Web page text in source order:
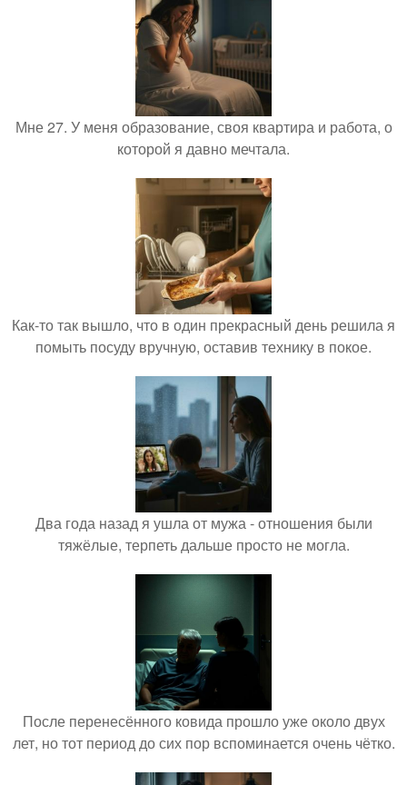
Мне 27. У меня образование, своя квартира и работа, о
которой я давно мечтала.
Как-то так вышло, что в один прекрасный день решила я
помыть посуду вручную, оставив технику в покое.
Два года назад я ушла от мужа - отношения были
тяжёлые, терпеть дальше просто не могла.
После перенесённого ковида прошло уже около двух
лет, но тот период до сих пор вспоминается очень чётко.